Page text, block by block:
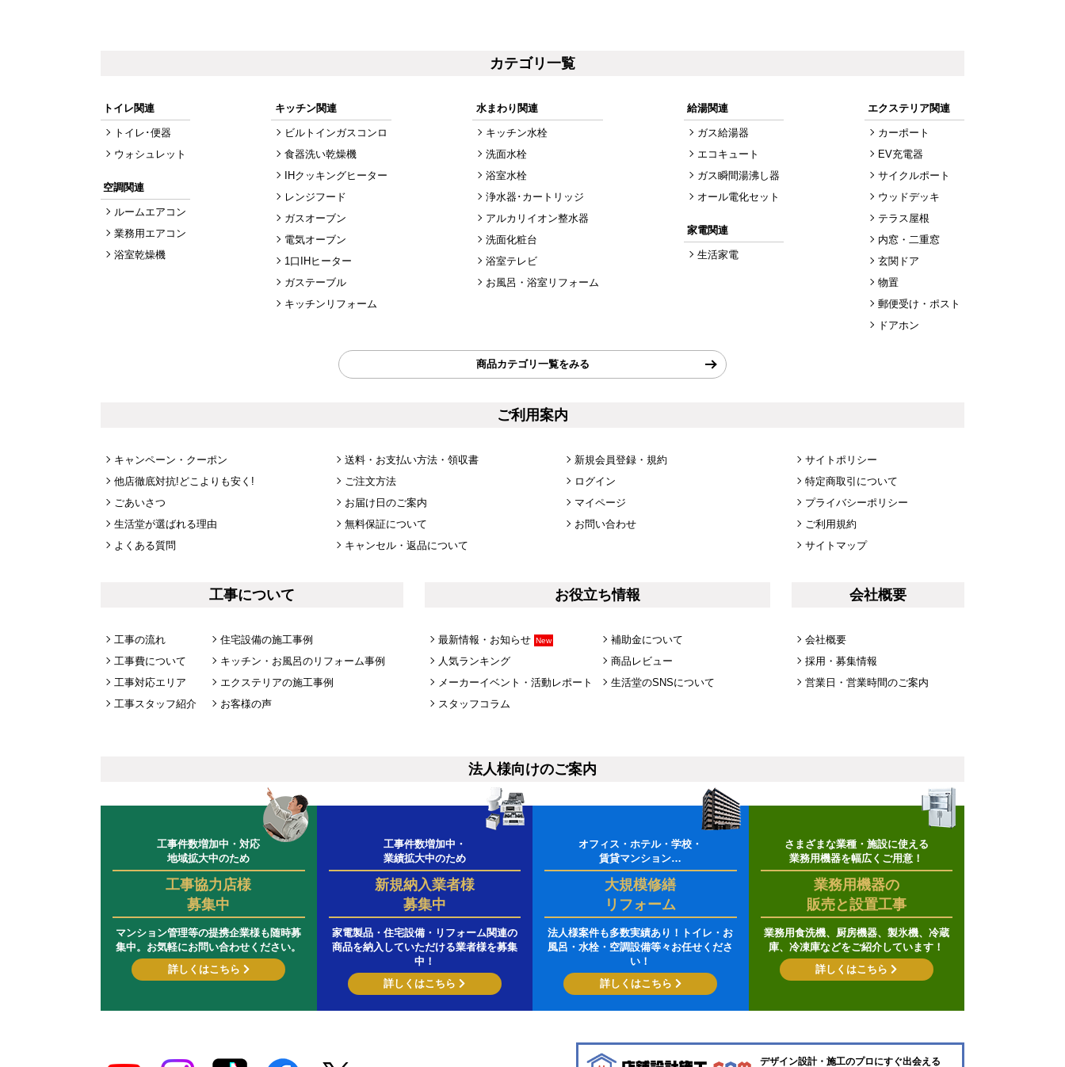
カテゴリ一覧
トイレ関連
トイレ･便器
ウォシュレット
空調関連
ルームエアコン
業務用エアコン
浴室乾燥機
キッチン関連
ビルトインガスコンロ
食器洗い乾燥機
IHクッキングヒーター
レンジフード
ガスオーブン
電気オーブン
1口IHヒーター
ガステーブル
キッチンリフォーム
水まわり関連
キッチン水栓
洗面水栓
浴室水栓
浄水器･カートリッジ
アルカリイオン整水器
洗面化粧台
浴室テレビ
お風呂・浴室リフォーム
給湯関連
ガス給湯器
エコキュート
ガス瞬間湯沸し器
オール電化セット
家電関連
生活家電
エクステリア関連
カーポート
EV充電器
サイクルポート
ウッドデッキ
テラス屋根
内窓・二重窓
玄関ドア
物置
郵便受け・ポスト
ドアホン
商品カテゴリ一覧をみる
ご利用案内
キャンペーン・クーポン
他店徹底対抗!どこよりも安く!
ごあいさつ
生活堂が選ばれる理由
よくある質問
送料・お支払い方法・領収書
ご注文方法
お届け日のご案内
無料保証について
キャンセル・返品について
新規会員登録・規約
ログイン
マイページ
お問い合わせ
サイトポリシー
特定商取引について
プライバシーポリシー
ご利用規約
サイトマップ
工事について
工事の流れ
工事費について
工事対応エリア
工事スタッフ紹介
住宅設備の施工事例
キッチン・お風呂のリフォーム事例
エクステリアの施工事例
お客様の声
お役立ち情報
最新情報・お知らせ New
人気ランキング
メーカーイベント・活動レポート
スタッフコラム
補助金について
商品レビュー
生活堂のSNSについて
会社概要
会社概要
採用・募集情報
営業日・営業時間のご案内
法人様向けのご案内
工事件数増加中・対応
地域拡大中のため
工事協力店様
募集中
マンション管理等の提携企業様も随時募
集中。お気軽にお問い合わせください。
詳しくはこちら
工事件数増加中・
業績拡大中のため
新規納入業者様
募集中
家電製品・住宅設備・リフォーム関連の
商品を納入していただける業者様を募集
中！
詳しくはこちら
オフィス・ホテル・学校・
賃貸マンション…
大規模修繕
リフォーム
法人様案件も多数実績あり！トイレ・お
風呂・水栓・空調設備等々お任せくださ
い！
詳しくはこちら
さまざまな業種・施設に使える
業務用機器を幅広くご用意！
業務用機器の
販売と設置工事
業務用食洗機、厨房機器、製氷機、冷蔵
庫、冷凍庫などをご紹介しています！
詳しくはこちら
デザイン設計・施工のプロにすぐ出会える